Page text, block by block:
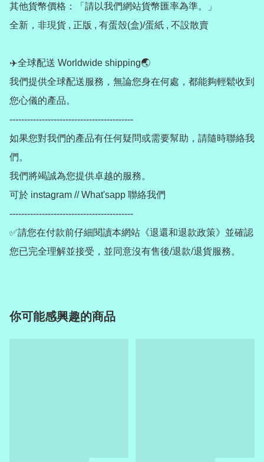
其他貨幣價格：「請以我們網站貨幣匯率為準。」
全新，非現貨 , 正版 , 有蛋殼(盒)/蛋紙 , 不設散賣
✈️全球配送 Worldwide shipping🌏
我們提供全球配送服務，無論您身在何處，都能夠輕鬆收到
您心儀的產品。
------------------------------------------
如果您對我們的產品有任何疑問或需要幫助，請隨時聯絡我
們。
我們將竭誠為您提供卓越的服務。
可於 instagram // What'sapp 聯絡我們
------------------------------------------
✅請您在付款前仔細閱讀本網站《退還和退款政策》並確認
您已完全理解並接受，並同意沒有售後/退款/退貨服務。
你可能感興趣的商品